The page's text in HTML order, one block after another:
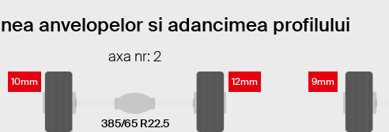
anvelopelor si adancimea profilului
axa nr: 2
10mm
385/65 R22.5
12mm 9mm